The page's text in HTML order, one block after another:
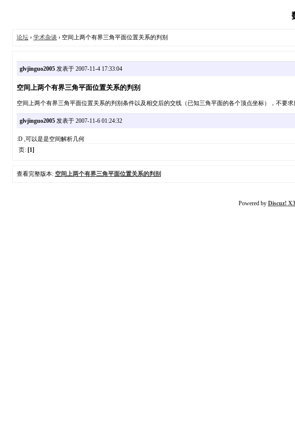
论坛› 学术杂谈 › 空间上两个有界三角平面位置关系的判别
glvjinguo2005发表于 2007-11-4 17:33:04
空间上两个有界三角平面位置关系的判别
空间上两个有界三角平面位置关系的判别条件以及相交后的交线（已知三角平面的各个顶点坐标），不要
glvjinguo2005发表于 2007-11-6 01:24:32
:D ,可以是是空间解析几何
页: [1]
查看完整版本: 空间上两个有界三角平面位置关系的判别
Powered by Discuz!